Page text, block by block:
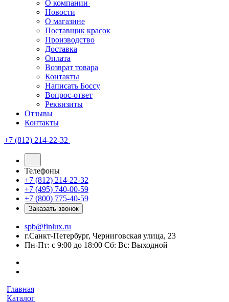
О компании
Новости
О магазине
Поставщик красок
Производство
Доставка
Оплата
Возврат товара
Контакты
Написать Боссу
Вопрос-ответ
Реквизиты
Отзывы
Контакты
+7 (812) 214-22-32
Телефоны
+7 (812) 214-22-32
+7 (495) 740-00-59
+7 (800) 775-40-59
Заказать звонок
spb@finlux.ru
г.Санкт-Петербург, Черниговская улица, 23
Пн-Пт: с 9:00 до 18:00 Сб: Вс: Выходной
Главная
Каталог